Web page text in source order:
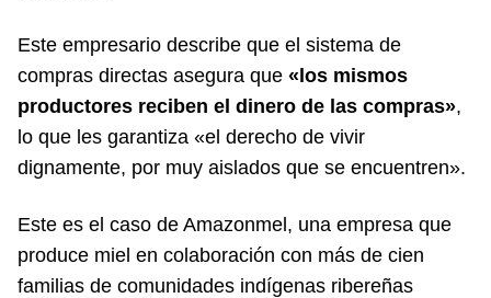
Este empresario describe que el sistema de
compras directas asegura que «los mismos
productores reciben el dinero de las compras»,
lo que les garantiza «el derecho de vivir
dignamente, por muy aislados que se encuentren».
Este es el caso de Amazonmel, una empresa que
produce miel en colaboración con más de cien
familias de comunidades indígenas ribereñas